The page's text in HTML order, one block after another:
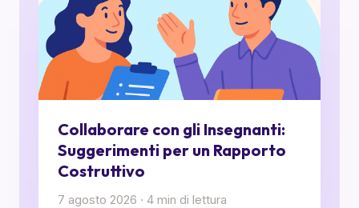
Collaborare con gli Insegnanti:
Suggerimenti per un Rapporto
Costruttivo
7 agosto 2026 · 4 min di lettura